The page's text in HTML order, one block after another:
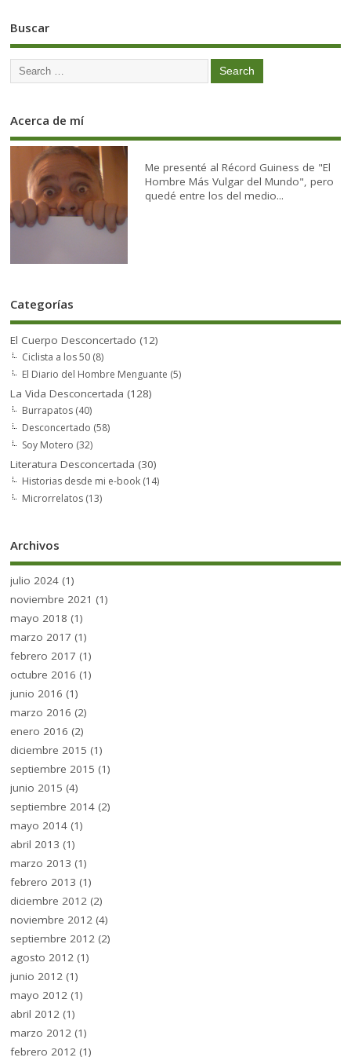
Buscar
Acerca de mí
Me presenté al Récord Guiness de "El
Hombre Más Vulgar del Mundo", pero
quedé entre los del medio...
Categorías
El Cuerpo Desconcertado (12)
Ciclista a los 50 (8)
El Diario del Hombre Menguante (5)
La Vida Desconcertada (128)
Burrapatos (40)
Desconcertado (58)
Soy Motero (32)
Literatura Desconcertada (30)
Historias desde mi e-book (14)
Microrrelatos (13)
Archivos
julio 2024 (1)
noviembre 2021 (1)
mayo 2018 (1)
marzo 2017 (1)
febrero 2017 (1)
octubre 2016 (1)
junio 2016 (1)
marzo 2016 (2)
enero 2016 (2)
diciembre 2015 (1)
septiembre 2015 (1)
junio 2015 (4)
septiembre 2014 (2)
mayo 2014 (1)
abril 2013 (1)
marzo 2013 (1)
febrero 2013 (1)
diciembre 2012 (2)
noviembre 2012 (4)
septiembre 2012 (2)
agosto 2012 (1)
junio 2012 (1)
mayo 2012 (1)
abril 2012 (1)
marzo 2012 (1)
febrero 2012 (1)